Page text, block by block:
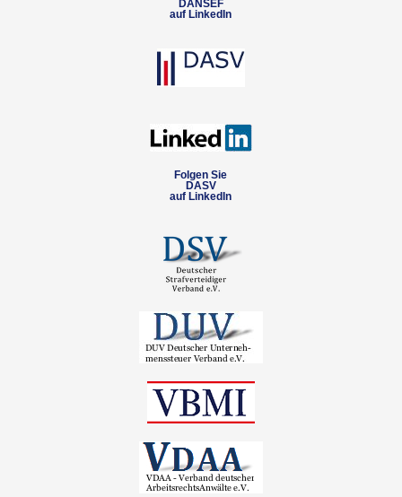
DANSEF
auf LinkedIn
Folgen Sie
DASV
auf LinkedIn